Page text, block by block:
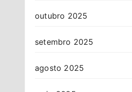
outubro 2025
setembro 2025
agosto 2025